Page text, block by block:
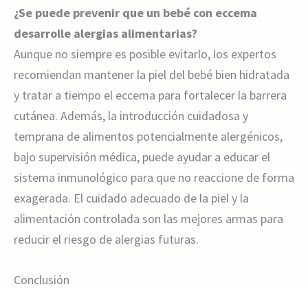
¿Se puede prevenir que un bebé con eccema
desarrolle alergias alimentarias?
Aunque no siempre es posible evitarlo, los expertos
recomiendan mantener la piel del bebé bien hidratada
y tratar a tiempo el eccema para fortalecer la barrera
cutánea. Además, la introducción cuidadosa y
temprana de alimentos potencialmente alergénicos,
bajo supervisión médica, puede ayudar a educar el
sistema inmunológico para que no reaccione de forma
exagerada. El cuidado adecuado de la piel y la
alimentación controlada son las mejores armas para
reducir el riesgo de alergias futuras.
Conclusión